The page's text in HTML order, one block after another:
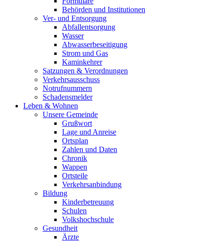
Behörden und Institutionen
Ver- und Entsorgung
Abfallentsorgung
Wasser
Abwasserbeseitigung
Strom und Gas
Kaminkehrer
Satzungen & Verordnungen
Verkehrsausschuss
Notrufnummern
Schadensmelder
Leben & Wohnen
Unsere Gemeinde
Grußwort
Lage und Anreise
Ortsplan
Zahlen und Daten
Chronik
Wappen
Ortsteile
Verkehrsanbindung
Bildung
Kinderbetreuung
Schulen
Volkshochschule
Gesundheit
Ärzte